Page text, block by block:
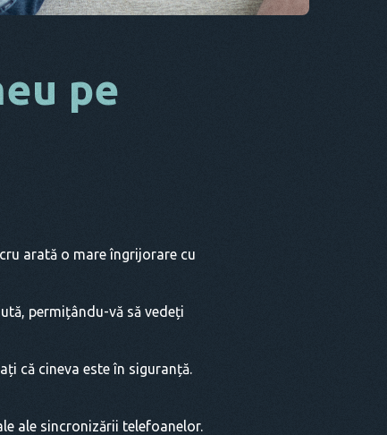
pe
arată o mare îngrijorare cu
permițându-vă să vedeți
că cineva este în siguranță.
ale sincronizării telefoanelor.